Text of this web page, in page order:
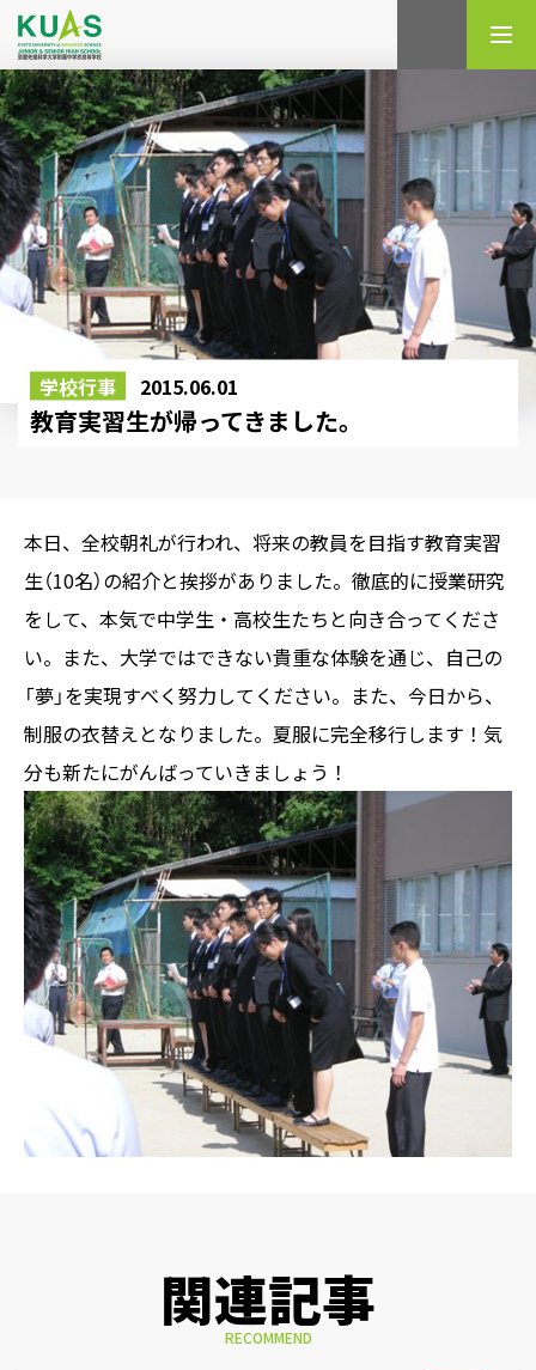
学校行事 2015.06.01
教育実習生が帰ってきました。
本日、全校朝礼が行われ、将来の教員を目指す教育実習
生（10名）の紹介と挨拶がありました。徹底的に授業研究
をして、本気で中学生・高校生たちと向き合ってくださ
い。また、大学ではできない貴重な体験を通じ、自己の
「夢」を実現すべく努力してください。また、今日から、
制服の衣替えとなりました。夏服に完全移行します！気
分も新たにがんばっていきましょう！
関連記事
RECOMMEND